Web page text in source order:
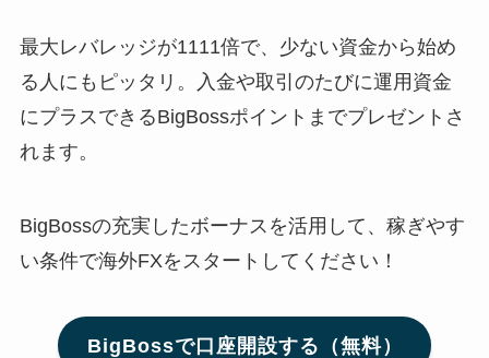
最大レバレッジが1111倍で、少ない資金から始め
る人にもピッタリ。入金や取引のたびに運用資金
にプラスできるBigBossポイントまでプレゼントさ
れます。
BigBossの充実したボーナスを活用して、稼ぎやす
い条件で海外FXをスタートしてください！
BigBossで口座開設する（無料）